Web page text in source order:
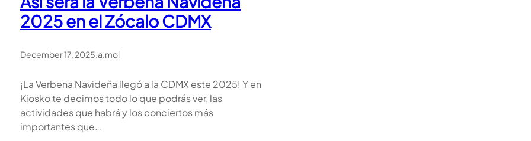
2025 en el Zócalo CDMX
December 17, 2025.a.mol
¡La Verbena Navideña llegó a la CDMX este 2025! Y en
Kiosko te decimos todo lo que podrás ver, las
actividades que habrá y los conciertos más
importantes que…